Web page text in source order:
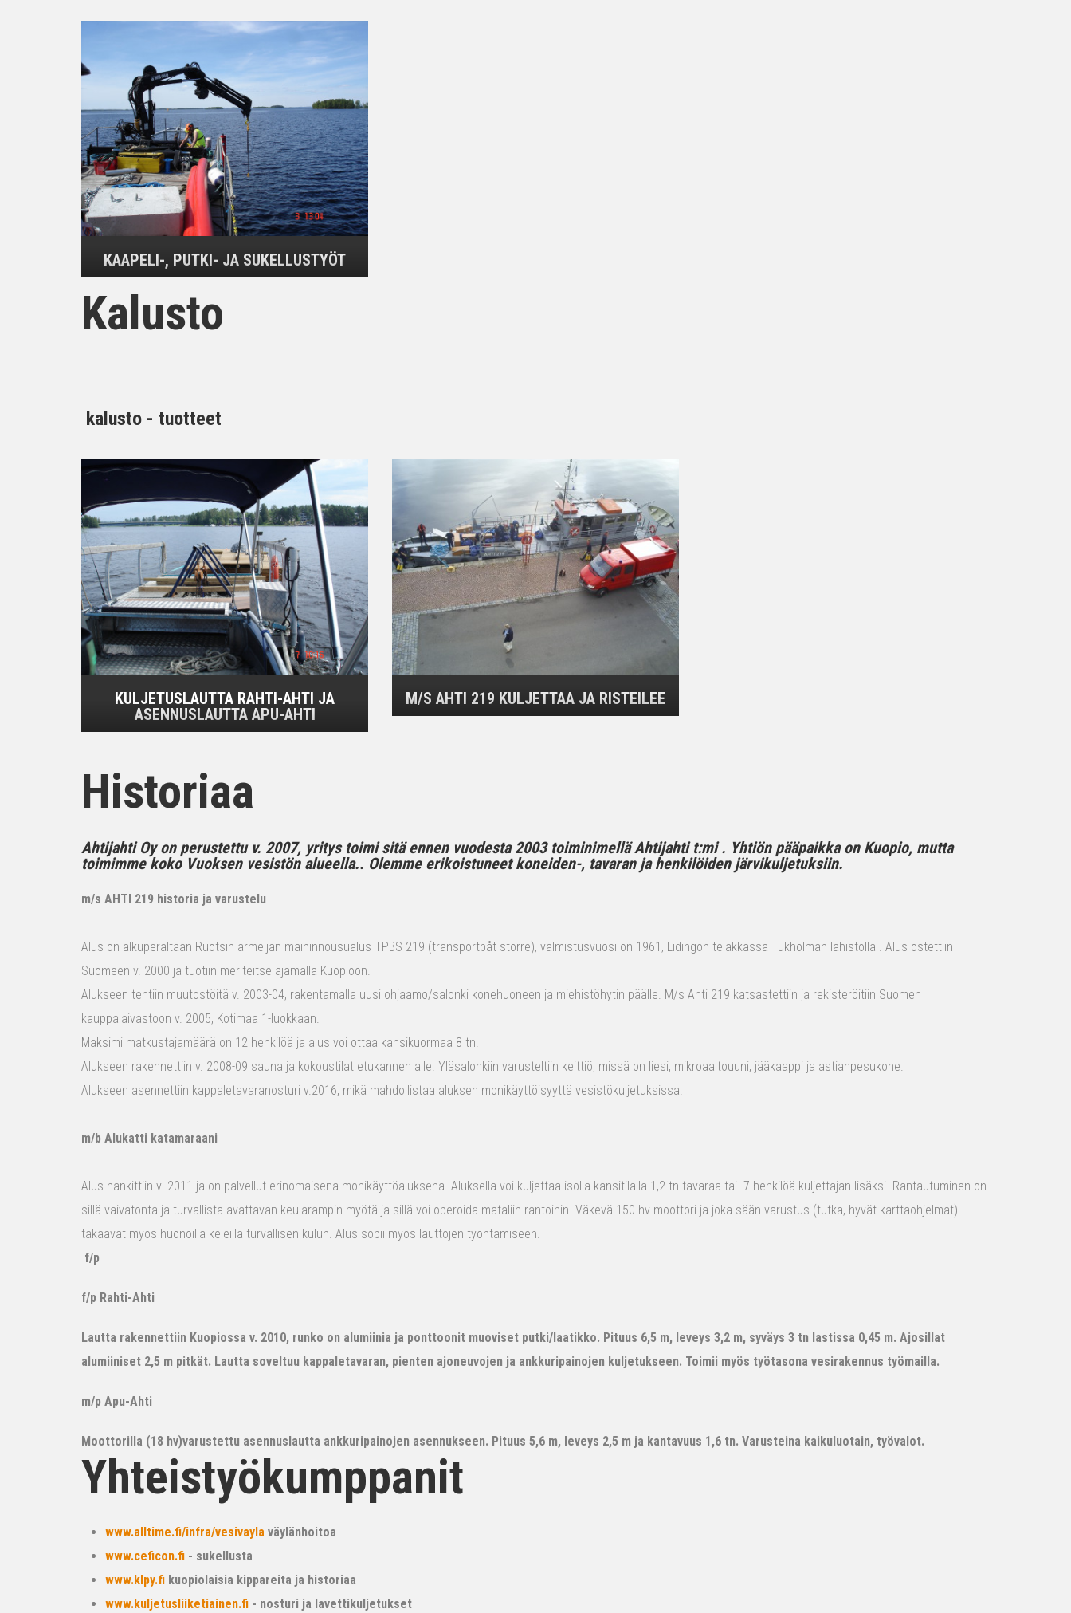
KAAPELI-, PUTKI- JA SUKELLUSTYÖT
Kalusto
kalusto - tuotteet
KULJETUSLAUTTA RAHTI-AHTI JA
ASENNUSLAUTTA APU-AHTI
M/S AHTI 219 KULJETTAA JA RISTEILEE
Historiaa
Ahtijahti Oy on perustettu v. 2007, yritys toimi sitä ennen vuodesta 2003 toiminimellä Ahtijahti t:mi . Yhtiön pääpaikka on Kuopio, mutta
toimimme koko Vuoksen vesistön alueella.. Olemme erikoistuneet koneiden-, tavaran ja henkilöiden järvikuljetuksiin.
m/s AHTI 219 historia ja varustelu
Alus on alkuperältään Ruotsin armeijan maihinnousualus TPBS 219 (transportbåt större), valmistusvuosi on 1961, Lidingön telakkassa Tukholman lähistöllä . Alus ostettiin
Suomeen v. 2000 ja tuotiin meriteitse ajamalla Kuopioon.
Alukseen tehtiin muutostöitä v. 2003-04, rakentamalla uusi ohjaamo/salonki konehuoneen ja miehistöhytin päälle. M/s Ahti 219 katsastettiin ja rekisteröitiin Suomen
kauppalaivastoon v. 2005, Kotimaa 1-luokkaan.
Maksimi matkustajamäärä on 12 henkilöä ja alus voi ottaa kansikuormaa 8 tn.
Alukseen rakennettiin v. 2008-09 sauna ja kokoustilat etukannen alle. Yläsalonkiin varusteltiin keittiö, missä on liesi, mikroaaltouuni, jääkaappi ja astianpesukone.
Alukseen asennettiin kappaletavaranosturi v.2016, mikä mahdollistaa aluksen monikäyttöisyyttä vesistökuljetuksissa.
m/b Alukatti katamaraani
Alus hankittiin v. 2011 ja on palvellut erinomaisena monikäyttöaluksena. Aluksella voi kuljettaa isolla kansitilalla 1,2 tn tavaraa tai 7 henkilöä kuljettajan lisäksi. Rantautuminen on
sillä vaivatonta ja turvallista avattavan keularampin myötä ja sillä voi operoida mataliin rantoihin. Väkevä 150 hv moottori ja joka sään varustus (tutka, hyvät karttaohjelmat)
takaavat myös huonoilla keleillä turvallisen kulun. Alus sopii myös lauttojen työntämiseen.
f/p
f/p Rahti-Ahti
Lautta rakennettiin Kuopiossa v. 2010, runko on alumiinia ja ponttoonit muoviset putki/laatikko. Pituus 6,5 m, leveys 3,2 m, syväys 3 tn lastissa 0,45 m. Ajosillat
alumiiniset 2,5 m pitkät. Lautta soveltuu kappaletavaran, pienten ajoneuvojen ja ankkuripainojen kuljetukseen. Toimii myös työtasona vesirakennus työmailla.
m/p Apu-Ahti
Moottorilla (18 hv)varustettu asennuslautta ankkuripainojen asennukseen. Pituus 5,6 m, leveys 2,5 m ja kantavuus 1,6 tn. Varusteina kaikuluotain, työvalot.
Yhteistyökumppanit
www.alltime.fi/infra/vesivayla väylänhoitoa
www.ceficon.fi - sukellusta
www.klpy.fi kuopiolaisia kippareita ja historiaa
www.kuljetusliiketiainen.fi - nosturi ja lavettikuljetukset